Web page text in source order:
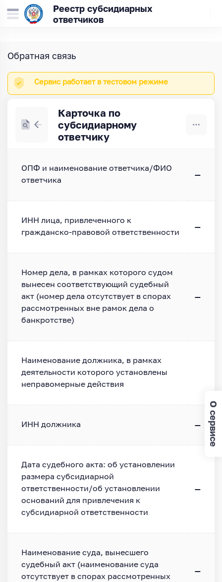
Реестр субсидиарных
ответчиков
Обратная связь
Сервис работает в тестовом режиме
Карточка по
субсидиарному
ответчику
ОПФ и наименование ответчика/ФИО
ответчика
—
ИНН лица, привлеченного к
гражданско-правовой ответственности
—
Номер дела, в рамках которого судом
вынесен соответствующий судебный
акт (номер дела отсутствует в спорах
рассмотренных вне рамок дела о
банкротстве)
—
Наименование должника, в рамках
деятельности которого установлены
неправомерные действия
ИНН должника —
Дата судебного акта: об установлении
размера субсидиарной
ответственности/об установлении
оснований для привлечения к
субсидиарной ответственности
—
Наименование суда, вынесшего
судебный акт (наименование суда
отсутствует в спорах рассмотренных
—
О сервисе